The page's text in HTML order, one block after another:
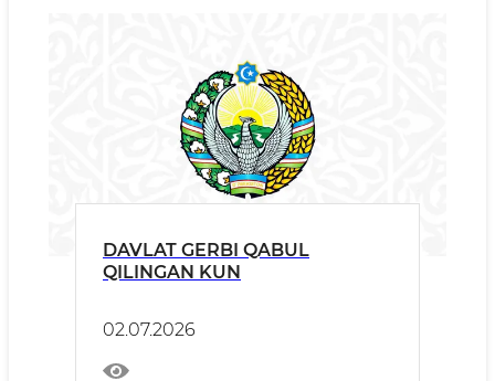
DAVLAT GERBI QABUL
QILINGAN KUN
02.07.2026